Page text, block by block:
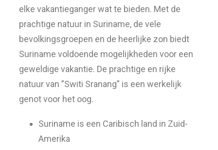
elke vakantieganger wat te bieden. Met de
prachtige natuur in Suriname, de vele
bevolkingsgroepen en de heerlijke zon biedt
Suriname voldoende mogelijkheden voor een
geweldige vakantie. De prachtige en rijke
natuur van ”Switi Sranang” is een werkelijk
genot voor het oog.
Suriname is een Caribisch land in Zuid-
Amerika